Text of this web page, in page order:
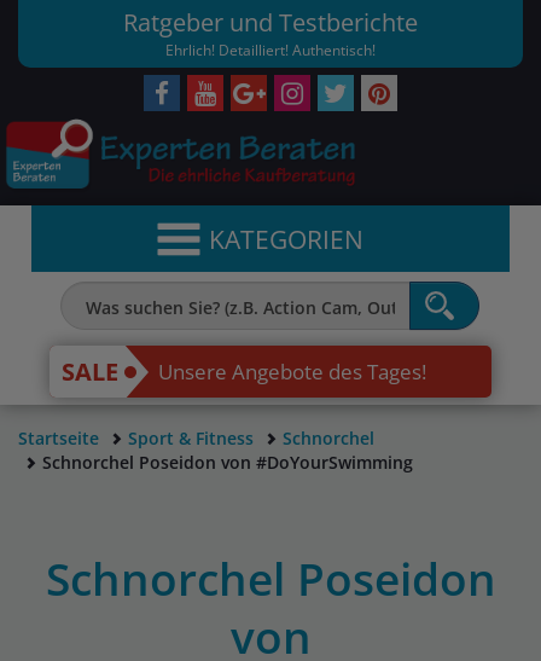
Ratgeber und Testberichte
Ehrlich! Detailliert! Authentisch!
KATEGORIEN
SALE Unsere Angebote des Tages!
Startseite Sport & Fitness
Schnorchel
Schnorchel Poseidon von #DoYourSwimming
Schnorchel Poseidon
von